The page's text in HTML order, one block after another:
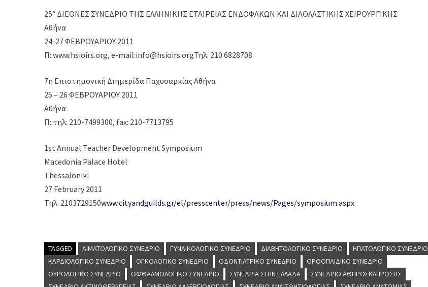
25° ΔΙΕΘΝΕΣ ΣΥΝΕΔΡΙΟ ΤΗΣ ΕΛΛΗΝΙΚΗΣ ΕΤΑΙΡΕΙΑΣ ΕΝΔΟΦΑΚΩΝ ΚΑΙ ΔΙΑΘΛΑΣΤΙΚΗΣ ΧΕΙΡΟΥΡΓΙΚΗΣ
Αθήνα
24-27 ΦΕΒΡΟΥΑΡΙΟΥ 2011
Π: www.hsioirs.org, e-mail:info@hsioirs.orgΤηλ: 210 6828708
7η Επιστημονική Διημερίδα Παχυσαρκίας Αθήνα
25 – 26 ΦΕΒΡΟΥΑΡΙΟΥ 2011
Αθήνα
Π: τηλ: 210-7499300, fax: 210-7713795
1st Annual Teacher Development Symposium
Macedonia Palace Hotel
Thessaloniki
27 February 2011
Τηλ. 2103729150www.cityandguilds.gr/el/presscenter/press/news/Pages/symposium.aspx
TAGGED ΑΙΜΑΤΟΛΟΓΙΚΌ ΣΥΝΈΔΡΙΟ ΓΥΝΑΙΚΟΛΟΓΙΚΌ ΣΥΝΈΔΡΙΟ ΔΙΑΒΗΤΟΛΟΓΙΚΌ ΣΥΝΈΔΡΙΟ
ΗΠΑΤΟΛΟΓΙΚΌ ΣΥΝΈΔΡΙΟ
ΚΑΡΔΙΟΛΟΓΙΚΌ ΣΥΝΈΔΡΙΟ
ΟΓΚΟΛΟΓΙΚΌ ΣΥΝΈΔΡΙΟ ΟΔΟΝΤΙΑΤΡΙΚΌ ΣΥΝΈΔΡΙΟ
ΟΡΘΟΠΑΙΔΙΚΌ ΣΥΝΈΔΡΙΟ
ΟΥΡΟΛΟΓΙΚΌ ΣΥΝΈΔΡΙΟ
ΟΦΘΑΛΜΟΛΟΓΙΚΌ ΣΥΝΈΔΡΙΟ ΣΥΝΈΔΡΙΑ ΣΤΗΝ ΕΛΛΆΔΑ
ΣΥΝΈΔΡΙΟ ΑΘΗΡΟΣΚΛΉΡΩΣΗΣ